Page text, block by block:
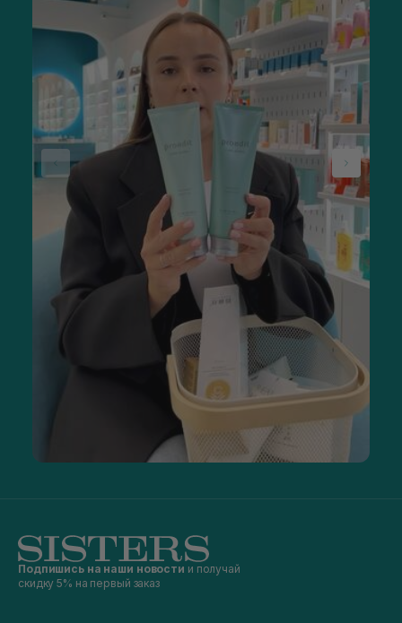
Подпишись на наши новости и получай
скидку 5% на первый заказ